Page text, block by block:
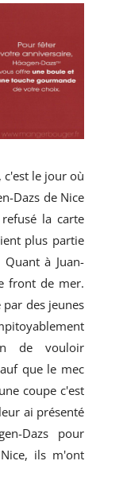
c'est le jour où
Dazs de Nice
la carte
plus partie
à Juan-
front de mer.
des jeunes
de vouloir
que le mec
coupe c'est
ai présenté
Dazs pour
ils m'ont